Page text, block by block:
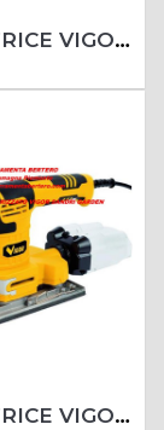
LEVIGATRICE VIGOR PER PERSIANE VLP 240 3 PIASTRE 240 WATT
LEVIGATRICE VIGOR VLE-280E 115X230 300 WATT